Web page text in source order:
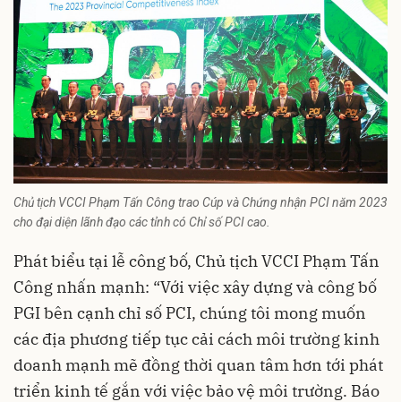
Chủ tịch VCCI Phạm Tấn Công trao Cúp và Chứng nhận PCI năm 2023
cho đại diện lãnh đạo các tỉnh có Chỉ số PCI cao.
Phát biểu tại lễ công bố, Chủ tịch VCCI Phạm Tấn
Công nhấn mạnh: “Với việc xây dựng và công bố
PGI bên cạnh chỉ số PCI, chúng tôi mong muốn
các địa phương tiếp tục cải cách môi trường kinh
doanh mạnh mẽ đồng thời quan tâm hơn tới phát
triển kinh tế gắn với việc bảo vệ môi trường. Báo